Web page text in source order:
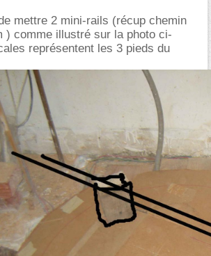
mettre 2 mini-rails (récup chemin
) comme illustré sur la photo ci-
représentent les 3 pieds du